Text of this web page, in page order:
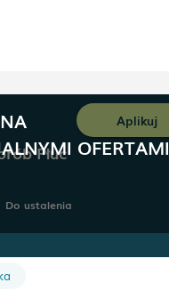
OFERTAMI
Aplikuj
Płuc
Do ustalenia